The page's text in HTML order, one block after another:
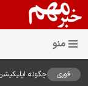
فوری چگونه